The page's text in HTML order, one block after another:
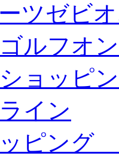
ツゼビ
ルフオ
ョッピ
イン
ピング